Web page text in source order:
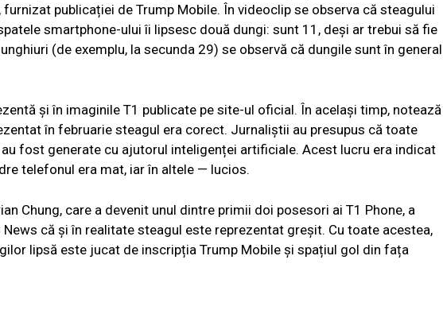
publicației de Trump Mobile. În videoclip se observa că steagului
smartphone-ului îi lipsesc două dungi: sunt 11, deși ar trebui să fie
(de exemplu, la secunda 29) se observă că dungile sunt în general
și în imaginile T1 publicate pe site-ul oficial. În același timp, notează
în februarie steagul era corect. Jurnaliștii au presupus că toate
fost generate cu ajutorul inteligenței artificiale. Acest lucru era indicat
telefonul era mat, iar în altele — lucios.
Chung, care a devenit unul dintre primii doi posesori ai T1 Phone, a
că și în realitate steagul este reprezentat greșit. Cu toate acestea,
lipsă este jucat de inscripția Trump Mobile și spațiul gol din fața